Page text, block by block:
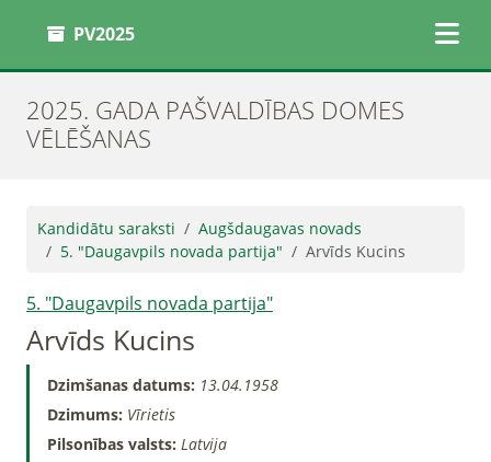
PV2025
2025. GADA PAŠVALDĪBAS DOMES
VĒLĒŠANAS
Kandidātu saraksti
Augšdaugavas novads
5. "Daugavpils novada partija"
Arvīds Kucins
5. "Daugavpils novada partija"
Arvīds Kucins
Dzimšanas datums: 13.04.1958
Dzimums: Vīrietis
Pilsonības valsts: Latvija